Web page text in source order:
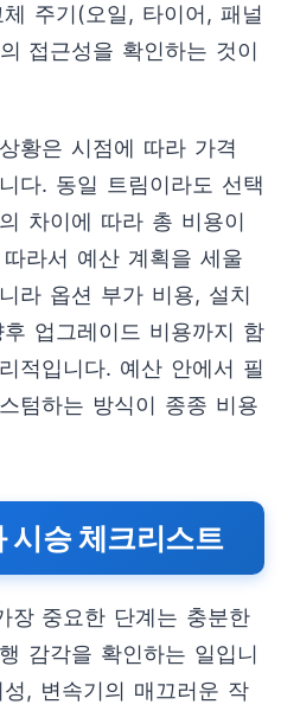
주기(오일, 타이어, 패널
접근성을 확인하는 것이
황은 시점에 따라 가격
다. 동일 트림이라도 선택
차이에 따라 총 비용이
라서 예산 계획을 세울
라 옵션 부가 비용, 설치
업그레이드 비용까지 함
적입니다. 예산 안에서 필
텀하는 방식이 종종 비용
시승 체크리스트
장 중요한 단계는 충분한
감각을 확인하는 일입니
, 변속기의 매끄러운 작